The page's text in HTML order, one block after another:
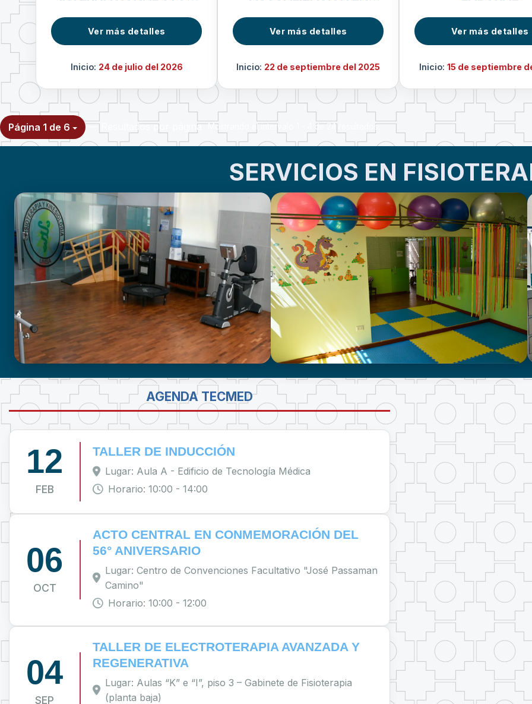
THE BLEED
Ver más detalles
Inicio: 24 de julio del 2026
IMAGENOLOGÍA MÉDICA
Ver más detalles
Inicio: 22 de septiembre del 2025
Ver más detalles
Inicio: 15 de septiembre
Página 1 de 6 — Resultados por página Mostrando el intervalo 1 - 4 de 24 resultados.
SERVICIOS EN
GABINETE DE FISIOTERAPIA
CENTRO DE ATENCIÓN EN
NEURODESARROLLO INFANTIL
AGENDA TECMED
12
FEB
TALLER DE INDUCCIÓN
Lugar: Aula A - Edificio de Tecnología Médica
Horario: 10:00 - 14:00
06
OCT
ACTO CENTRAL EN CONMEMORACIÓN DEL
56° ANIVERSARIO
Lugar: Centro de Convenciones Facultativo "José Passaman
Camino"
Horario: 10:00 - 12:00
04
SEP
TALLER DE ELECTROTERAPIA AVANZADA Y
REGENERATIVA
Lugar: Aulas “K” e “I”, piso 3 – Gabinete de Fisioterapia
(planta baja)